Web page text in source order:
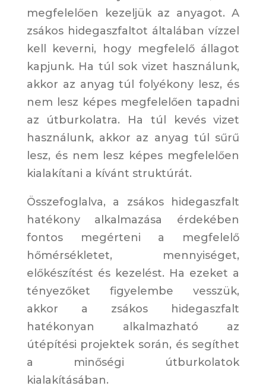
megfelelően kezeljük az anyagot. A
zsákos hidegaszfaltot általában vízzel
kell keverni, hogy megfelelő állagot
kapjunk. Ha túl sok vizet használunk,
akkor az anyag túl folyékony lesz, és
nem lesz képes megfelelően tapadni
az útburkolatra. Ha túl kevés vizet
használunk, akkor az anyag túl sűrű
lesz, és nem lesz képes megfelelően
kialakítani a kívánt struktúrát.
Összefoglalva, a zsákos hidegaszfalt
hatékony alkalmazása érdekében
fontos megérteni a megfelelő
hőmérsékletet, mennyiséget,
előkészítést és kezelést. Ha ezeket a
tényezőket figyelembe vesszük,
akkor a zsákos hidegaszfalt
hatékonyan alkalmazható az
útépítési projektek során, és segíthet
a minőségi útburkolatok
kialakításában.